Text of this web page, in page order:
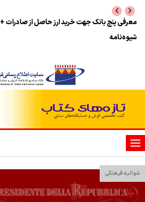
نرخ بازگشت ارز حاصل از صادرات + تکمیلی
تغییر
وضعیت
ناوبری
شوالیه فرهنگی